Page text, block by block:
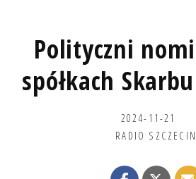
Polityczni
spółkach
2024-11-21
RADIO SZCZECIN